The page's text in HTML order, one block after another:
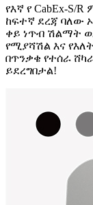
የእኛ የ CabEx-
ከፍተኛ ደረጃ ባለው
ቀይ ነጥብ ሽልማት
የሚያሻሽል እና
በጥንቃቄ የተሰራ
ይደረግበታል!